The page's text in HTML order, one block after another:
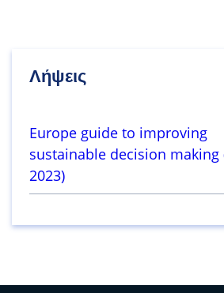
Λήψεις
Europe guide to improving
sustainable decision making
2023)